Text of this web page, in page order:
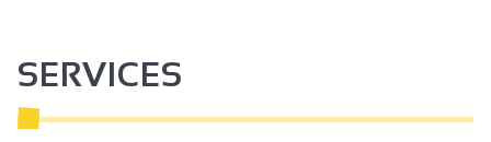
SERVICES